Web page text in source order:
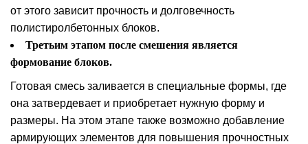
от этого зависит прочность и долговечность
полистиролбетонных блоков.
Третьим этапом после смешения является
формование блоков.
Готовая смесь заливается в специальные формы, где
она затвердевает и приобретает нужную форму и
размеры. На этом этапе также возможно добавление
армирующих элементов для повышения прочностных